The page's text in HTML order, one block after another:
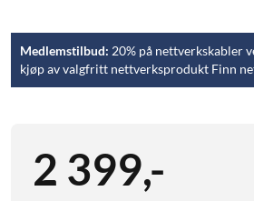
Medlemstilbud: 20% på nettverkskabler
kjøp av valgfritt nettverksprodukt Finn
2 399,-